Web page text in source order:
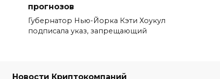
прогнозов
Губернатор Нью-Йорка Кэти Хоукул
подписала указ, запрещающий
Новости Криптокомпаний